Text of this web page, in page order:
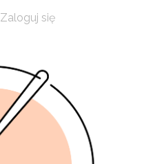
Zaloguj się